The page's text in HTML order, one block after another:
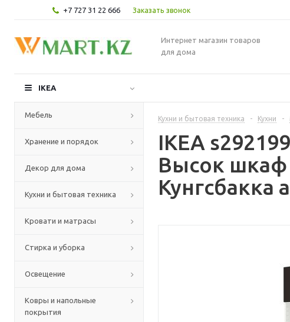
+7 727 31 22 666 Заказать звонок
Интернет магазин товаров
для дома
IKEA
Мебель
Хранение и порядок
Декор для дома
Кухни и бытовая техника
Кровати и матрасы
Стирка и уборка
Освещение
Ковры и напольные
покрытия
Кухни и бытовая техника - Кухни -
IKEA
Высок
Кунгсбакка